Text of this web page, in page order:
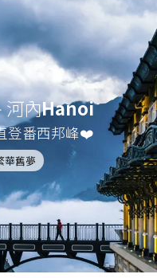
內Hanoi
登番西邦峰❤️
華舊夢